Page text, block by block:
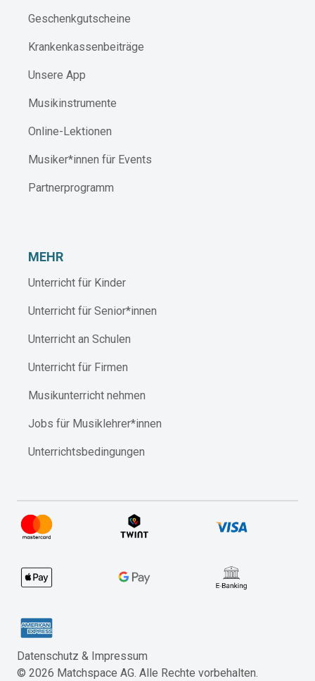
Geschenkgutscheine
Krankenkassenbeiträge
Unsere App
Musikinstrumente
Online-Lektionen
Musiker*innen für Events
Partnerprogramm
MEHR
Unterricht für Kinder
Unterricht für Senior*innen
Unterricht an Schulen
Unterricht für Firmen
Musikunterricht nehmen
Jobs für Musiklehrer*innen
Unterrichtsbedingungen
© 2026 Matchspace AG. Alle Rechte vorbehalten.
Datenschutz & Impressum​